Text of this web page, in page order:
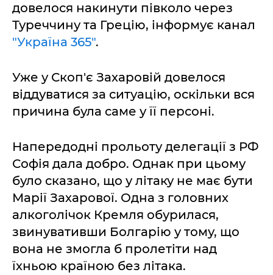
довелося накинути півколо через
Туреччину та Грецію, інформує канал
"Україна 365".
Уже у Скоп'є Захаровій довелося
віддуватися за ситуацію, оскільки вся
причина була саме у її персоні.
Напередодні прольоту делегації з РФ
Софія дала добро. Однак при цьому
було сказано, що у літаку не має бути
Марії Захарової. Одна з головних
алкоголічок Кремля обурилася,
звинувативши Болгарію у тому, що
вона не змогла б пролетіти над
їхньою країною без літака.